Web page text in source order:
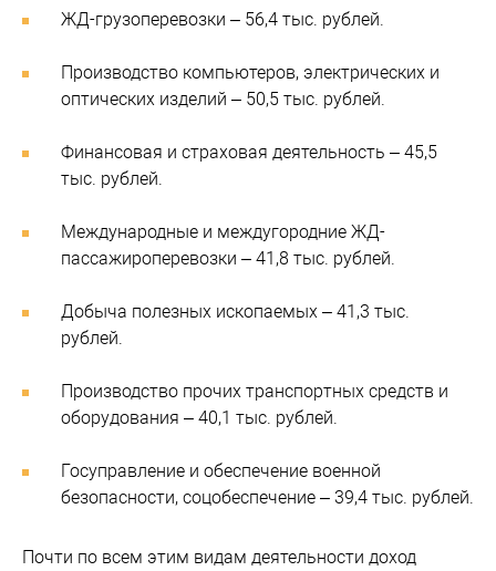
ЖД-грузоперевозки – 56,4 тыс. рублей.
Производство компьютеров, электрических и
оптических изделий – 50,5 тыс. рублей.
Финансовая и страховая деятельность – 45,5
тыс. рублей.
Международные и междугородние ЖД-
пассажироперевозки – 41,8 тыс. рублей.
Добыча полезных ископаемых – 41,3 тыс.
рублей.
Производство прочих транспортных средств и
оборудования – 40,1 тыс. рублей.
Госуправление и обеспечение военной
безопасности, соцобеспечение – 39,4 тыс. рублей.
Почти по всем этим видам деятельности доход